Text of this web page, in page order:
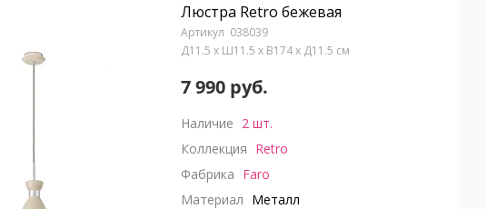
Люстра Retro бежевая
038039
Д11.5 x Ш11.5 x В174 x Д11.5 см
7 990 руб.
Наличие 2 шт.
Коллекция Retro
Фабрика Faro
Материал Металл